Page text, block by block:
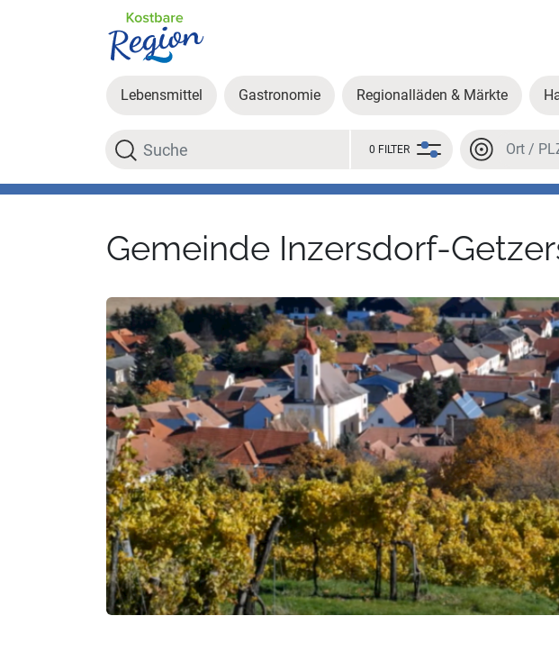
Lebensmittel Gastronomie Regionalläden & Märkte
Suche
0 FILTER Ort oder
Gemeinde Inzersdorf-